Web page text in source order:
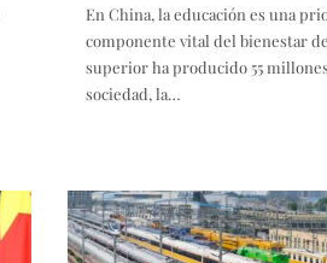
En China, la educación es una
componente vital del bienestar
superior ha producido 55
sociedad, la…